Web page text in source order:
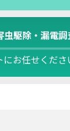
虫駆除・漏電
にお任せくださ